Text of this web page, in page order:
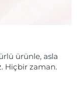
ürünle, asla
Hiçbir zaman.